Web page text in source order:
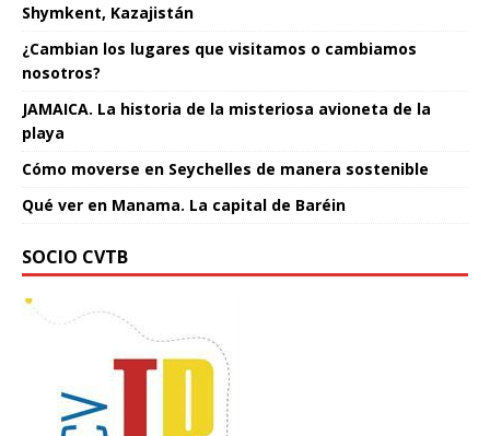
Shymkent, Kazajistán
¿Cambian los lugares que visitamos o cambiamos
nosotros?
JAMAICA. La historia de la misteriosa avioneta de la
playa
Cómo moverse en Seychelles de manera sostenible
Qué ver en Manama. La capital de Baréin
SOCIO CVTB